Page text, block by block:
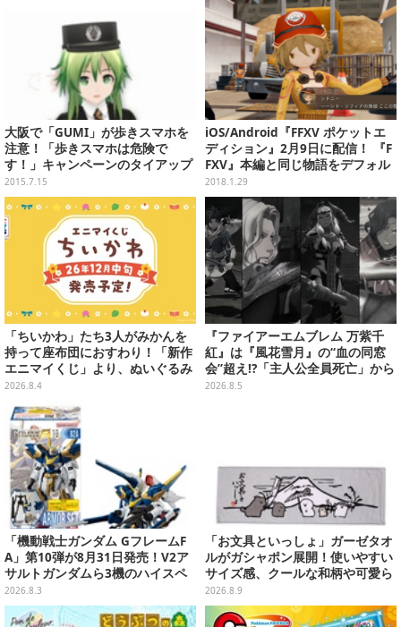
大阪で「GUMI」が歩きスマホを
注意！「歩きスマホは危険で
す！」キャンペーンのタイアップ
キャラに
2015.7.15
iOS/Android『FFXV ポケットエ
ディション』2月9日に配信！ 『F
FXV』本編と同じ物語をデフォル
メキャラで展開
2018.1.29
「ちいかわ」たち3人がみかんを
持って座布団におすわり！「新作
エニマイくじ」より、ぬいぐるみ
画像が初公開
2026.8.4
『ファイアーエムブレム 万紫千
紅』は『風花雪月』の“血の同窓
会”超え!?「主人公全員死亡」から
始まる物語は、様々なシリーズ作
2026.8.5
「機動戦士ガンダム GフレームF
A」第10弾が8月31日発売！V2ア
サルトガンダムら3機のハイスペ
ック可動フィギュア
2026.8.3
「お文具といっしょ」ガーゼタオ
ルがガシャポン展開！使いやすい
サイズ感、クールな和柄や可愛ら
しいお寿司など全4種
2026.8.9